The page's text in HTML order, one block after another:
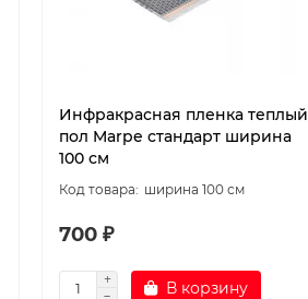
Инфракрасная пленка теплый
пол Marpe стандарт ширина
100 см
ширина 100 см
700 ₽
В корзину